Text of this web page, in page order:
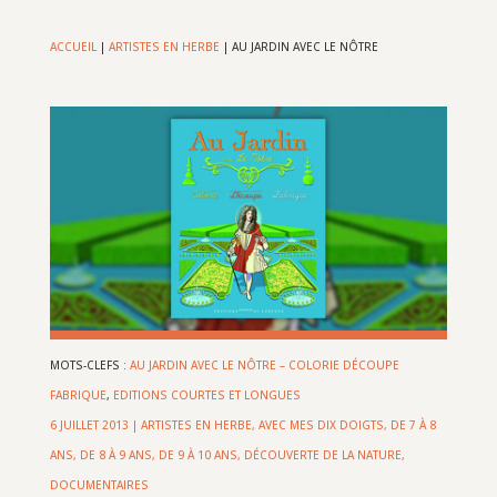
ACCUEIL| ARTISTES EN HERBE | AU JARDIN AVEC LE NÔTRE
MOTS-CLEFS : AU JARDIN AVEC LE NÔTRE – COLORIE DÉCOUPE
FABRIQUE, EDITIONS COURTES ET LONGUES
6 JUILLET 2013 | ARTISTES EN HERBE, AVEC MES DIX DOIGTS, DE 7 À 8
ANS, DE 8 À 9 ANS, DE 9 À 10 ANS, DÉCOUVERTE DE LA NATURE,
DOCUMENTAIRES